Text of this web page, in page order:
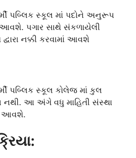
પબ્લિક સ્કૂલ માં પદોને અનુરૂપ
આવશે. પગાર સાથે સંકળાયેલી
નક્કી કરવામાં આવશે
પબ્લિક સ્કૂલ કોલેજ માં કુલ
આ અંગે વધુ માહિતી સંસ્થા
આવશે.